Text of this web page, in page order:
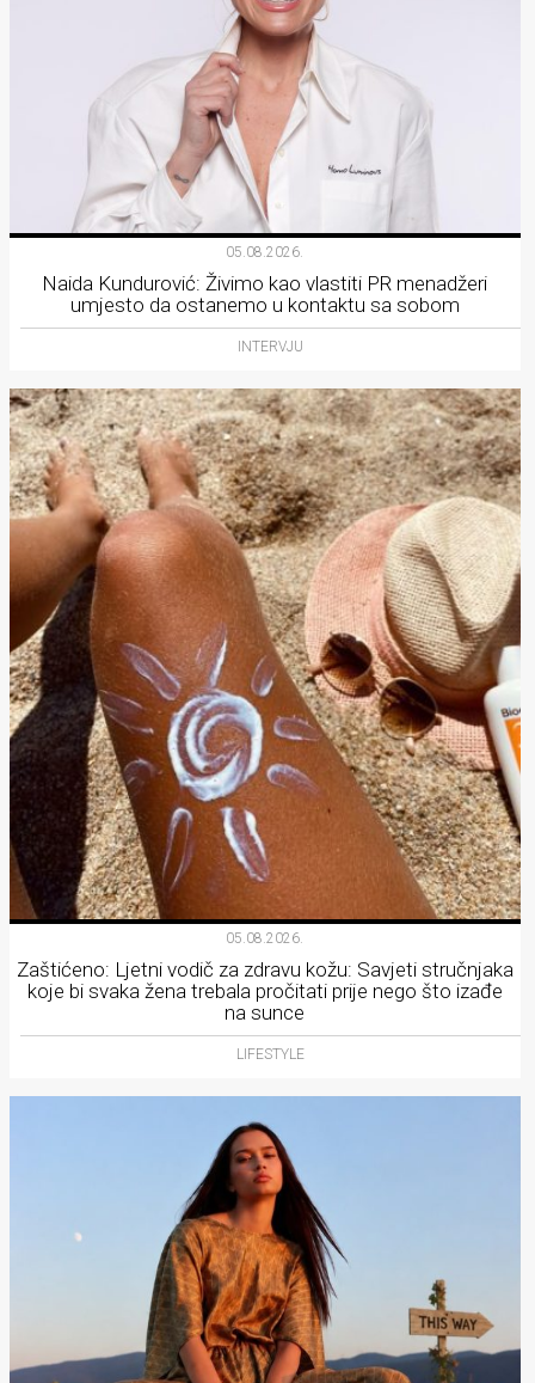
05.08.2026.
Naida Kundurović: Živimo kao vlastiti PR menadžeri
umjesto da ostanemo u kontaktu sa sobom
INTERVJU
05.08.2026.
Zaštićeno: Ljetni vodič za zdravu kožu: Savjeti stručnjaka
koje bi svaka žena trebala pročitati prije nego što izađe
na sunce
LIFESTYLE